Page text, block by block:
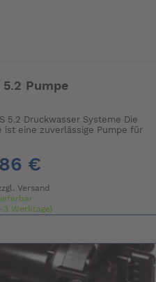
Pumpe
5.2 Druckwasser Systeme Die
ist eine zuverlässige Pumpe für
€
Versand
3 Werktage)